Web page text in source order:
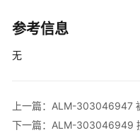
规
参考信息
无